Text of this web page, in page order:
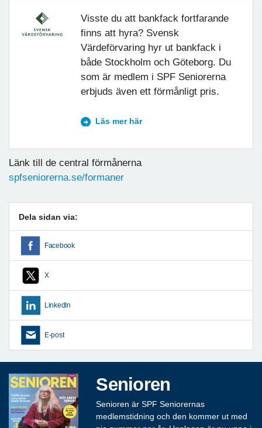
Visste du att bankfack fortfarande
finns att hyra? Svensk
Värdeförvaring hyr ut bankfack i
både Stockholm och Göteborg. Du
som är medlem i SPF Seniorerna
erbjuds även ett förmånligt pris.
Läs mer här
Länk till de central förmånerna
spfseniorerna.se/formaner
Dela sidan via:
Facebook
X
LinkedIn
E-post
Senioren
Senioren är SPF Seniorernas
medlemstidning och den kommer ut med